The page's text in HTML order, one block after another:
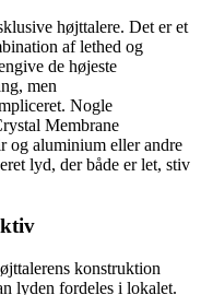
højttalere. Det er et
af lethed og
de højeste
men
Nogle
Membrane
og aluminium eller andre
lyd, der både er let, stiv
konstruktion
lyden fordeles i lokalet.